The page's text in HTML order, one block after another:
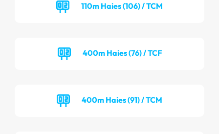
110m Haies (106) / TCM
400m Haies (76) / TCF
400m Haies (91) / TCM